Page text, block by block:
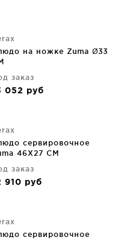
на ножке Zuma Ø33
заказ
052 руб
сервировочное
46X27 CM
заказ
910 руб
сервировочное